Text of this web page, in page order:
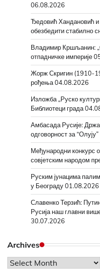
06.08.2026
Ђедовић Хандановић
обезбедити стабилно
Владимир Кршљанин:
отпадничке империје
Жорж Скригин (1910-
рођења04.08.2026
Изложба „Руско
Библиотеци града
Амбасада Русије:
одговорност за “Олују”
Међународни конкурс
совјетским народом
Руским јунацима
у Београду01.08.2026
Славенко Терзић:
Русија наш главни
30.07.2026
Archives
Archives